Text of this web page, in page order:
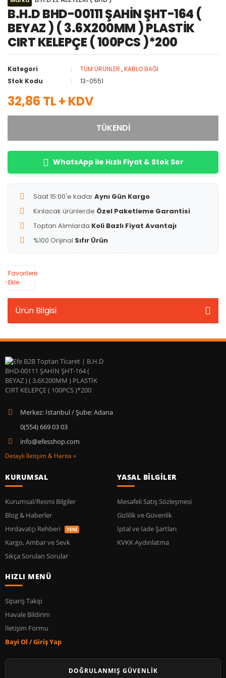
B.H.D BHD-00111 ŞAHİN ŞHT-164 (
BEYAZ ) ( 3.6X200MM ) PLASTİK
CIRT KELEPÇE ( 100PCS )*200
Kategori TÜM ÜRÜNLER ,KABLO BAĞI
Stok Kodu
13-0551
32,86 TL + KDV
TÜKENDİ
WhatsApp ile Hızlı Fiyat & Stok Sor
Saat 15:00'e kadarAynı Gün Kargo
Kırılacak ürünlerde Özel Paketleme Garantisi
Toptan Alımlarda Koli Bazlı Fiyat Avantajı
%100 Orijinal Sıfır Ürün
Favorilere
Ekle
Ürün Bilgisi
Merkez: İstanbul / Şube: Adana
0(554) 669 03 03
info@efesshop.com
Detaylı İletişim & Harita »
KURUMSAL
Kurumsal/Resmi Bilgiler
Blog & Haberler
Hırdavatçı Rehberi
YENİ
Kargo, Ambar ve Sevk
Sıkça Sorulan Sorular
YASAL BİLGİLER
Mesafeli Satış Sözleşmesi
Gizlilik ve Güvenlik
İptal ve İade Şartları
KVKK Aydınlatma
HIZLI MENÜ
Sipariş Takip
Havale Bildirim
İletişim Formu
Bayi Ol / Giriş Yap
DOĞRULANMIŞ GÜVENLİK